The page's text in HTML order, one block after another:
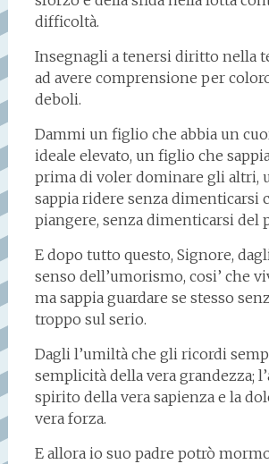
difficoltà.
Insegnagli a tenersi diritto nella
ad avere comprensione per
deboli.
Dammi un figlio che abbia un
ideale elevato, un figlio che
prima di voler dominare gli altri,
sappia ridere senza dimenticarsi
piangere, senza dimenticarsi del
E dopo tutto questo, Signore,
senso dell’umorismo, cosi’ che
ma sappia guardare se stesso
troppo sul serio.
Dagli l’umiltà che gli ricordi
semplicità della vera grandezza;
spirito della vera sapienza e la
vera forza.
E allora io suo padre potrò